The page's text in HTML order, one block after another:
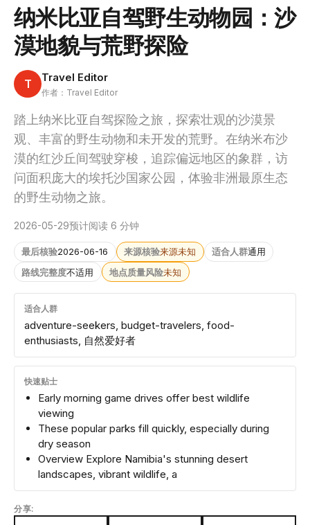
纳米比亚自驾野生动物园：沙
漠地貌与荒野探险
T Travel Editor
作者：Travel Editor
踏上纳米比亚自驾探险之旅，探索壮观的沙漠景
观、丰富的野生动物和未开发的荒野。在纳米布沙
漠的红沙丘间驾驶穿梭，追踪偏远地区的象群，访
问面积庞大的埃托沙国家公园，体验非洲最原生态
的野生动物之旅。
2026-05-29预计阅读 6 分钟
最后核验2026-06-16 来源核验来源未知 适合人群通用
路线完整度不适用 地点质量风险未知
适合人群
adventure-seekers, budget-travelers, food-
enthusiasts, 自然爱好者
快速贴士
Early morning game drives offer best wildlife
viewing
These popular parks fill quickly, especially during
dry season
Overview Explore Namibia's stunning desert
landscapes, vibrant wildlife, a
分享: